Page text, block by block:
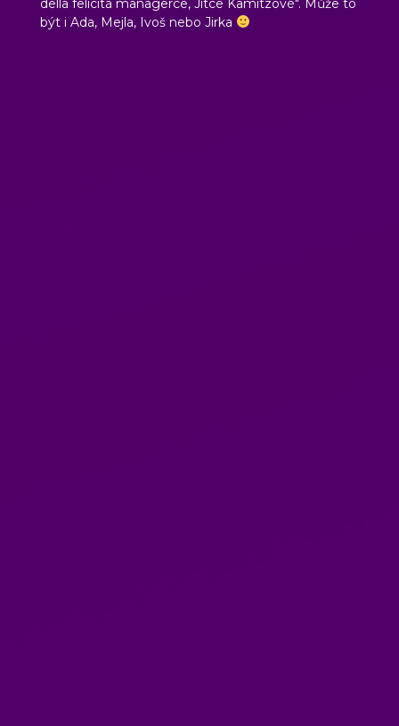
della felicità managerce, Jitce Kamitzové". Může to
být i Ada, Mejla, Ivoš nebo Jirka